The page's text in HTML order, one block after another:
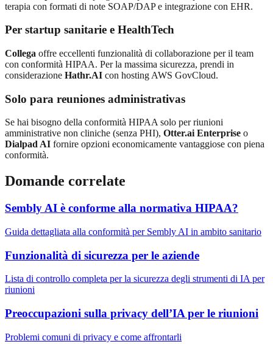
terapia con formati di note SOAP/DAP e integrazione con EHR.
Per startup sanitarie e HealthTech
Collega offre eccellenti funzionalità di collaborazione per il team
con conformità HIPAA. Per la massima sicurezza, prendi in
considerazione Hathr.AI con hosting AWS GovCloud.
Solo para reuniones administrativas
Se hai bisogno della conformità HIPAA solo per riunioni
amministrative non cliniche (senza PHI), Otter.ai Enterprise o
Dialpad AI fornire opzioni economicamente vantaggiose con piena
conformità.
Domande correlate
Sembly AI è conforme alla normativa HIPAA?
Guida dettagliata alla conformità per Sembly AI in ambito sanitario
Funzionalità di sicurezza per le aziende
Lista di controllo completa per la sicurezza degli strumenti di IA per
riunioni
Preoccupazioni sulla privacy dell’IA per le riunioni
Problemi comuni di privacy e come affrontarli